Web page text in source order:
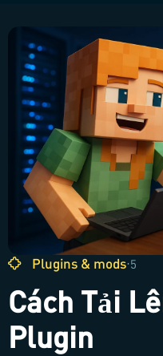
Plugins & mods·5
Cách Tải
Plugin